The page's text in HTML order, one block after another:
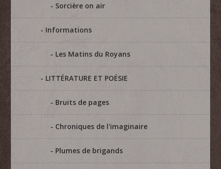
Sorcière on air
Informations
Les Matins du Royans
LITTÉRATURE ET POÉSIE
Bruits de pages
Chroniques de l'imaginaire
Plumes de brigands